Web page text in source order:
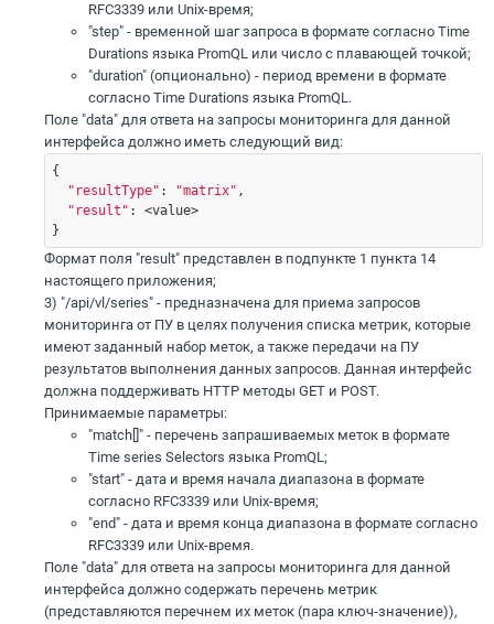
RFC3339 или Unix-время;
"step" - временной шаг запроса в формате согласно Time
Durations языка PromQL или число с плавающей точкой;
"duration" (опционально) - период времени в формате
согласно Time Durations языка PromQL.
Поле "data" для ответа на запросы мониторинга для данной
интерфейса должно иметь следующий вид:
{
"resultType" : "matrix" ,
"result" : <value>
}
Формат поля "result" представлен в подпункте 1 пункта 14
настоящего приложения;
3) "/api/vl/series" - предназначена для приема запросов
мониторинга от ПУ в целях получения списка метрик, которые
имеют заданный набор меток, а также передачи на ПУ
результатов выполнения данных запросов. Данная интерфейс
должна поддерживать HTTP методы GET и POST.
Принимаемые параметры:
"match[]" - перечень запрашиваемых меток в формате
Time series Selectors языка PromQL;
"start" - дата и время начала диапазона в формате
согласно RFC3339 или Unix-время;
"end" - дата и время конца диапазона в формате согласно
RFC3339 или Unix-время.
Поле "data" для ответа на запросы мониторинга для данной
интерфейса должно содержать перечень метрик
(представляются перечнем их меток (пара ключ-значение)),